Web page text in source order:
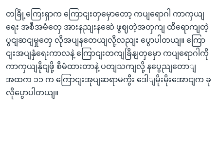
တခြို့ကြေးရှာက ကြောငျးတှမှောတော့ ကပျရောဂါ ကာကှယျ
ရေး အစီအမံတှေ‌ အားနညျးနဆေဲ ဖွဈတဲ့အတှကျ ထိရောကျတဲ့
ပွငျဆငျမှုတှေ လိုအပျနတေယျလို့လညျး ပွောပါတယျ။ ကြော
ငျးအပျနှံရေးကာလနဲ့ ကြောငျးတကျခြိနျတှမှော ကပျရောဂါကို
ကာကှယျနိုငျဖို့ စီမံထားတာနဲ့ ပတျသကျလို့ နပွေညျတောျ
အထက ၁၁ က ကြောငျးအုပျဆရာမကွီး ဒေါျမိုးမိုးအောငျက ခု
လိုပွောပါတယျ။